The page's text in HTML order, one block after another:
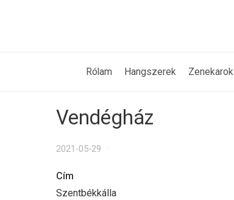
Rólam Hangszerek Zenekarok
Vendégház
2021-05-29
Cím
Szentbékkálla